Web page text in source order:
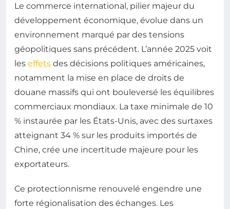
Le commerce international, pilier majeur du
développement économique, évolue dans un
environnement marqué par des tensions
géopolitiques sans précédent. L’année 2025 voit
les effets des décisions politiques américaines,
notamment la mise en place de droits de
douane massifs qui ont bouleversé les équilibres
commerciaux mondiaux. La taxe minimale de 10
% instaurée par les États-Unis, avec des surtaxes
atteignant 34 % sur les produits importés de
Chine, crée une incertitude majeure pour les
exportateurs.
Ce protectionnisme renouvelé engendre une
forte régionalisation des échanges. Les